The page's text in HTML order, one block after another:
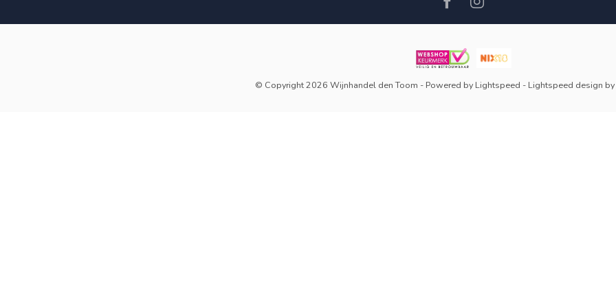
© Copyright 2026 Wijnhandel den Toom - Powered by Lightspeed - Lightspeed design by